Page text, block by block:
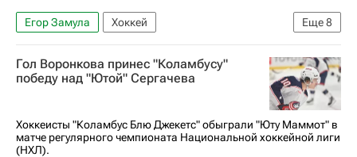
Еще8
Егор Замула
Хоккей
Национальная хоккейная лига (НХЛ)
Питтсбург Пингвинз
Коламбус Блю Джекетс
Дмитрий Воронков
Егор Чинахов
Иван Проворов
Гол Воронкова принес "Коламбусу"
победу над "Ютой" Сергачева
Хоккеисты "Коламбус Блю Джекетс" обыграли "Юту Маммот" в
матче регулярного чемпионата Национальной хоккейной лиги
(НХЛ).